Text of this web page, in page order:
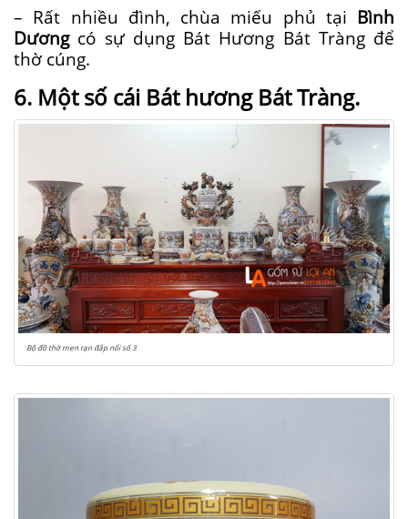
– Rất nhiều đình, chùa miếu phủ tại Bình
Dươngcó sự dụng Bát Hương Bát Tràng để
thờ cúng.
6. Mộtsố cái Bát hương Bát Tràng.
Bộ đồ thờ men rạn đắp nổi số 3